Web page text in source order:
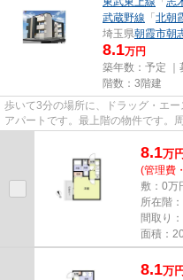
武蔵野線 「 北朝
埼玉県朝霞市朝
8.1万円
築年数：予定 ｜
階数：3階建
歩いて3分の場所に、ドラッグ・エ
アパートです。最上階の物件です。
8.1万円
(管理費
敷：0万
所在階
間取り
面積：
8.1万円